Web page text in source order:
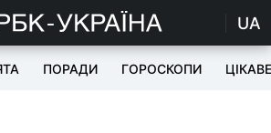
UA
ПОРАДИ ГОРОСКОПИ ЦІКАВЕ